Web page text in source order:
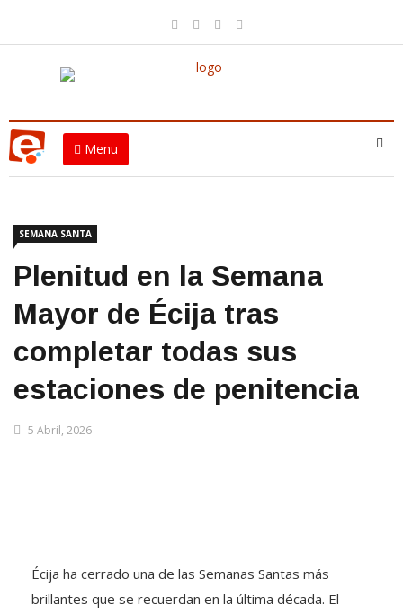
Menu
SEMANA SANTA
Plenitud en la Semana
Mayor de Écija tras
completar todas sus
estaciones de penitencia
5 Abril, 2026
Écija ha cerrado una de las Semanas Santas más
brillantes que se recuerdan en la última década. El